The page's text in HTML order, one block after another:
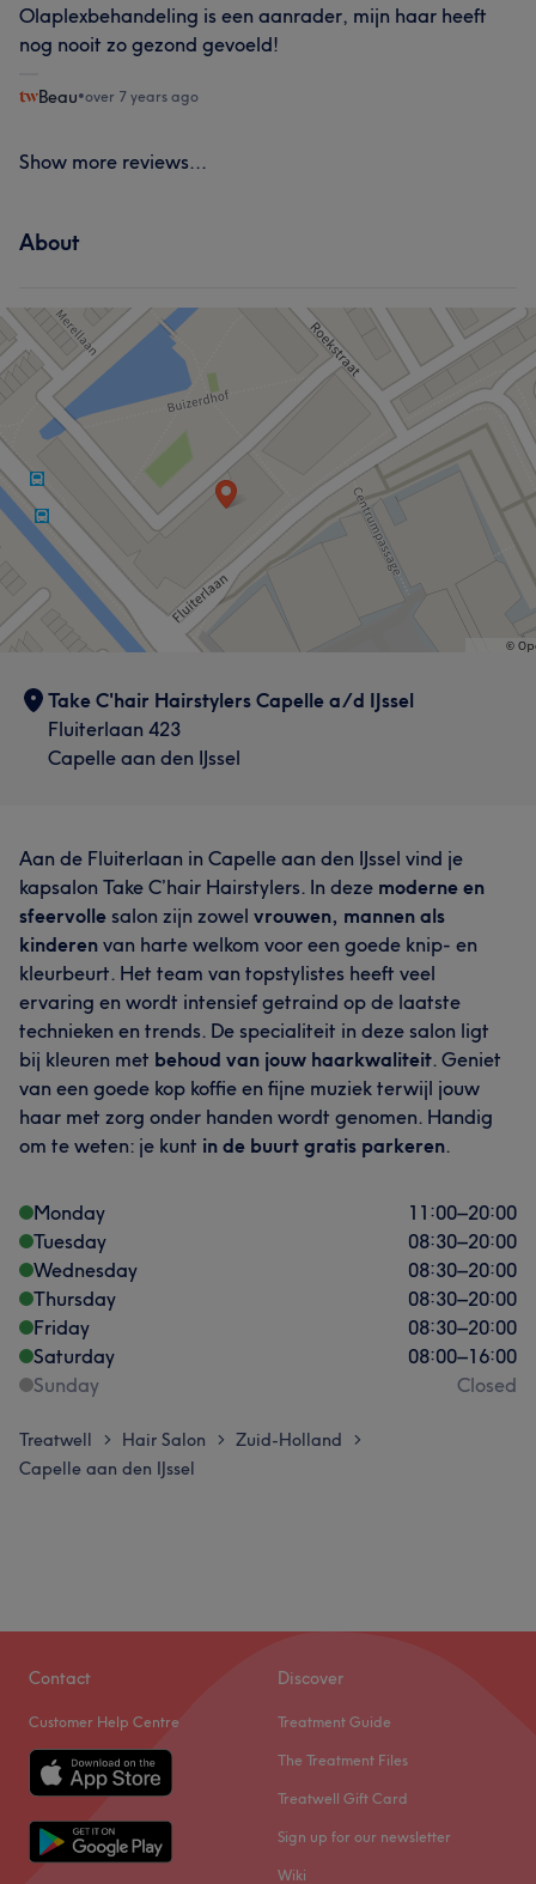
Olaplexbehandeling is een aanrader, mijn haar heeft
nog nooit zo gezond gevoeld!
Beau•over 7 years ago
Show more reviews...
About
Take C'hair Hairstylers Capelle a/d IJssel
Fluiterlaan 423
Capelle aan den IJssel
Aan de Fluiterlaan in Capelle aan den IJssel vind je
kapsalon Take C’hair Hairstylers. In deze moderne en
sfeervolle salon zijn zowel vrouwen, mannen als
kinderen van harte welkom voor een goede knip- en
kleurbeurt. Het team van topstylistes heeft veel
ervaring en wordt intensief getraind op de laatste
technieken en trends. De specialiteit in deze salon ligt
bij kleuren met behoud van jouw haarkwaliteit. Geniet
van een goede kop koffie en fijne muziek terwijl jouw
haar met zorg onder handen wordt genomen. Handig
om te weten: je kunt in de buurt gratis parkeren.
Monday 11:00–20:00
Tuesday
08:30–20:00
Wednesday
08:30–20:00
Thursday
08:30–20:00
Friday
08:30–20:00
Saturday
08:00–16:00
Sunday
Closed
Treatwell > Hair Salon > Zuid-Holland >
Capelle aan den IJssel
Contact
Customer Help Centre
Discover
Treatment Guide
The Treatment Files
Treatwell Gift Card
Sign up for our newsletter
Wiki